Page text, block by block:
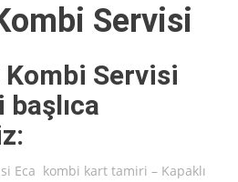
Servisi
Kombi Servisi
Eca kombi kart tamiri – Kapaklı